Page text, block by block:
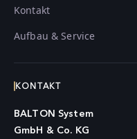
Kontakt
Aufbau & Service
KONTAKT
BALTON System
GmbH & Co. KG